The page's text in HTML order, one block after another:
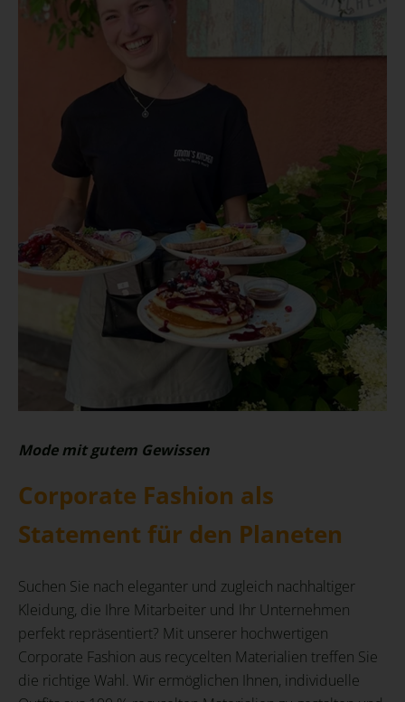
Mode mit gutem Gewissen
Corporate Fashion als
Statement für den Planeten
Suchen Sie nach eleganter und zugleich nachhaltiger
Kleidung, die Ihre Mitarbeiter und Ihr Unternehmen
perfekt repräsentiert? Mit unserer hochwertigen
Corporate Fashion aus recycelten Materialien treffen Sie
die richtige Wahl. Wir ermöglichen Ihnen, individuelle